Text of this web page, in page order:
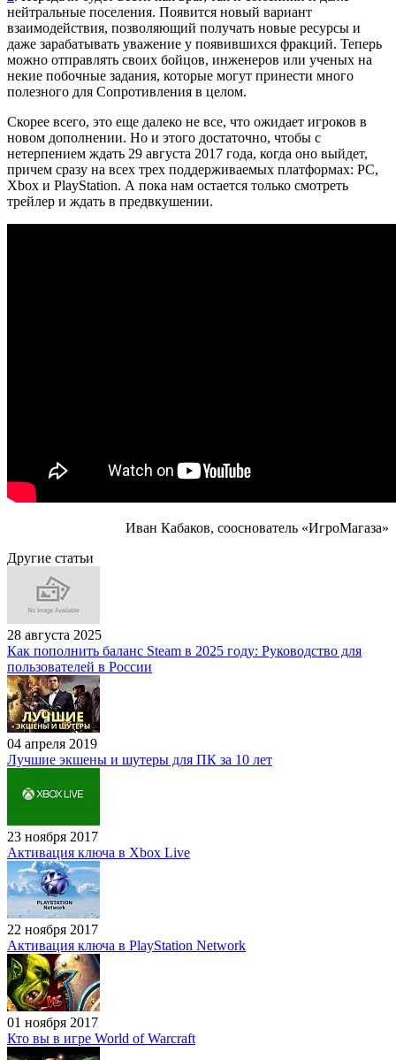
нейтральные поселения. Появится новый вариант
взаимодействия, позволяющий получать новые ресурсы и
даже зарабатывать уважение у появившихся фракций. Теперь
можно отправлять своих бойцов, инженеров или ученых на
некие побочные задания, которые могут принести много
полезного для Сопротивления в целом.
Скорее всего, это еще далеко не все, что ожидает игроков в
новом дополнении. Но и этого достаточно, чтобы с
нетерпением ждать 29 августа 2017 года, когда оно выйдет,
причем сразу на всех трех поддерживаемых платформах: PC,
Xbox и PlayStation. А пока нам остается только смотреть
трейлер и ждать в предвкушении.
Иван Кабаков, сооснователь «ИгроМагаза»
Другие статьи
28 августа 2025
Как пополнить баланс Steam в 2025 году: Руководство для
пользователей в России
04 апреля 2019
Лучшие экшены и шутеры для ПК за 10 лет
23 ноября 2017
Активация ключа в Xbox Live
22 ноября 2017
Активация ключа в PlayStation Network
01 ноября 2017
Кто вы в игре World of Warcraft